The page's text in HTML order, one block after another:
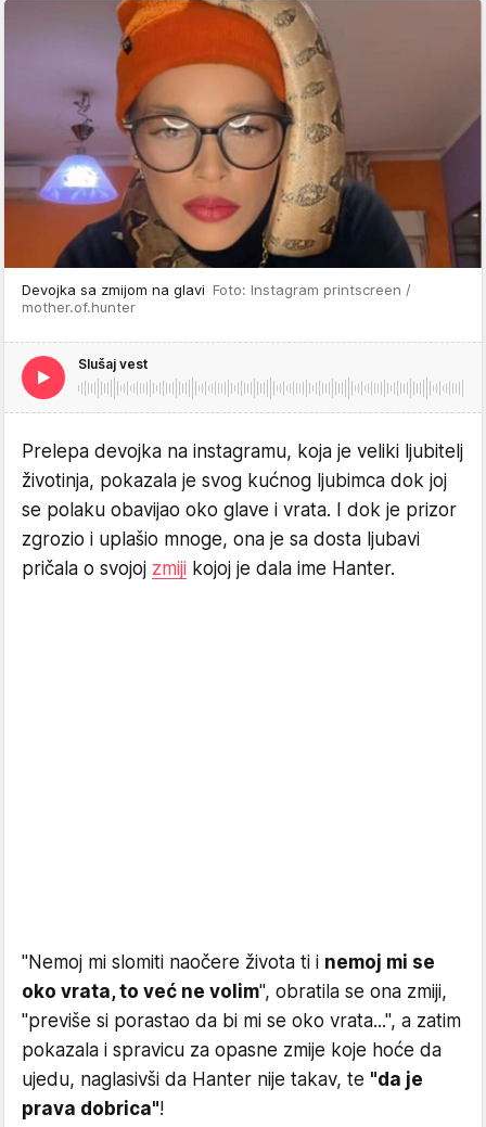
Devojka sa zmijom na glavi Foto: Instagram printscreen /
mother.of.hunter
Slušaj vest
Prelepa devojka na instagramu, koja je veliki ljubitelj
životinja, pokazala je svog kućnog ljubimca dok joj
se polaku obavijao oko glave i vrata. I dok je prizor
zgrozio i uplašio mnoge, ona je sa dosta ljubavi
pričala o svojoj zmiji kojoj je dala ime Hanter.
"Nemoj mi slomiti naočere života ti i nemoj mi se
oko vrata, to već ne volim", obratila se ona zmiji,
"previše si porastao da bi mi se oko vrata...", a zatim
pokazala i spravicu za opasne zmije koje hoće da
ujedu, naglasivši da Hanter nije takav, te "da je
prava dobrica"!